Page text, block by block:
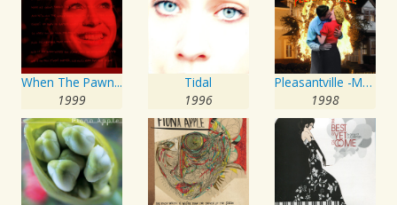
When The Pawn...
1999
Tidal
1996
Pleasantville -Music From The Motion Picture
1998